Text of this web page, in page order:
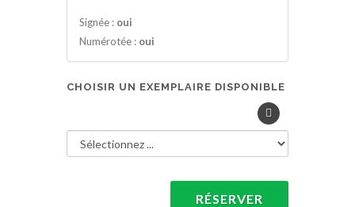
Signée : oui
Numérotée : oui
CHOISIR UN EXEMPLAIRE DISPONIBLE
RÉSERVER